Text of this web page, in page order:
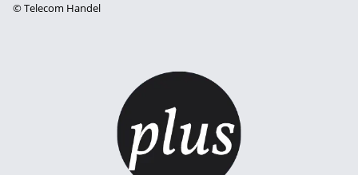
©Telecom Handel